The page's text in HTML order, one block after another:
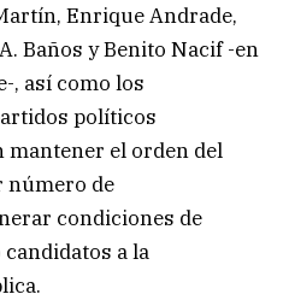
Enrique Andrade,
Baños y Benito Nacif -en
, así como los
políticos
mantener el orden del
número de
condiciones de
a la